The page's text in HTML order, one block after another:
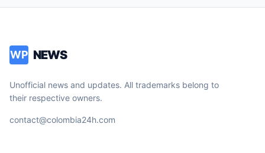
WP NEWS
Unofficial news and updates. All trademarks belong to
their respective owners.
contact@colombia24h.com